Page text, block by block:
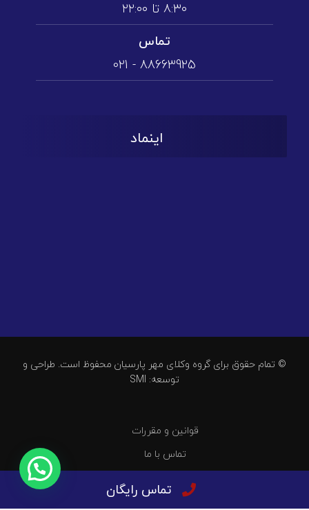
۸:۳۰ تا ۲۲:۰۰
تماس
88663925 - 021
اینماد
© تمام حقوق برای گروه وکلای مهر پارسیان محفوظ است. طراحی و
توسعه: SMI
قوانین و مقررات
تماس با ما
تماس رایگان